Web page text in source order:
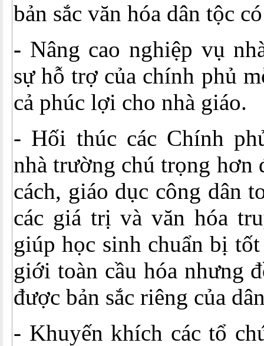
bản sắc văn hóa dân tộc
- Nâng cao nghiệp vụ
sự hỗ trợ của chính phủ
cả phúc lợi cho nhà giáo.
- Hối thúc các Chính
nhà trường chú trọng hơn
cách, giáo dục công dân
các giá trị và văn hóa
giúp học sinh chuẩn bị
giới toàn cầu hóa nhưng
được bản sắc riêng của
- Khuyến khích các tổ